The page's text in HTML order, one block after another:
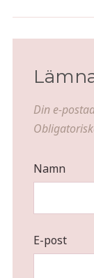
Din e-
Namn
E-post